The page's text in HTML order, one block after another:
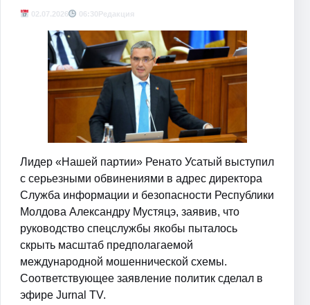
02.07.2026 06:30Редакция
Лидер «Нашей партии» Ренато Усатый выступил
с серьезными обвинениями в адрес директора
Служба информации и безопасности Республики
Молдова Александру Мустяцэ, заявив, что
руководство спецслужбы якобы пыталось
скрыть масштаб предполагаемой
международной мошеннической схемы.
Соответствующее заявление политик сделал в
эфире Jurnal TV.